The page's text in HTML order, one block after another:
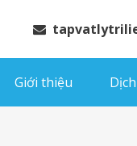
Giới thiệu